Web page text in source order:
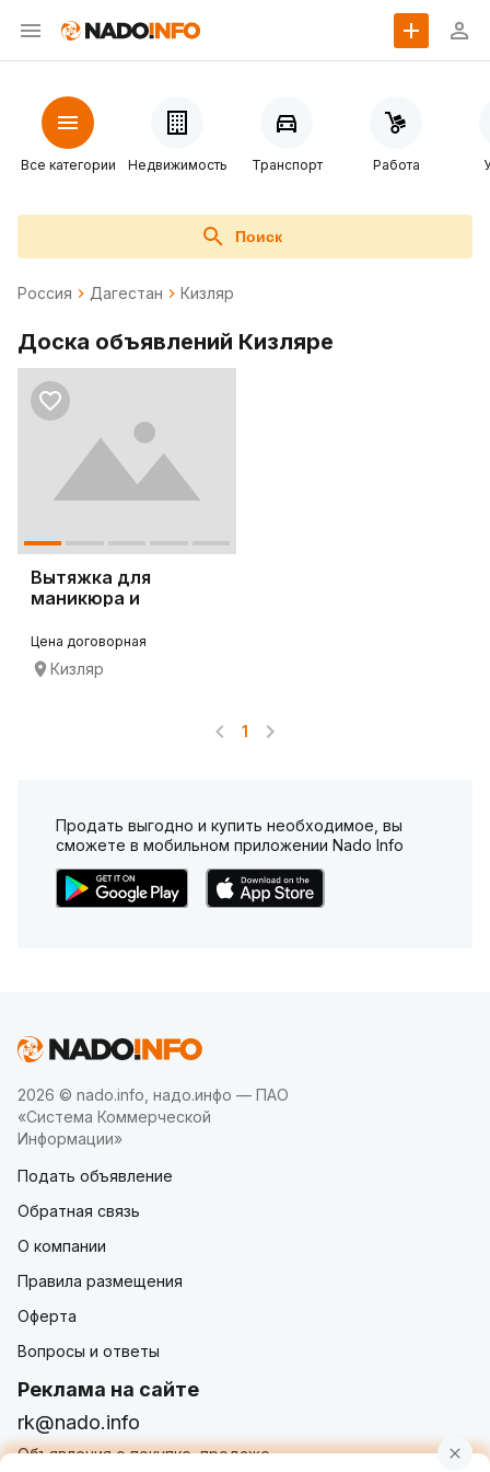
Все категории Недвижимость Транспорт Работа
Поиск
Россия Дагестан Кизляр
Доска объявлений Кизляре
Вытяжка для
маникюра и
Alize
Цена договорная
Кизляр
1
Продать выгодно и купить необходимое, вы
сможете в мобильном приложении Nado Info
2026 © nado.info, надо.инфо — ПАО
«Система Коммерческой
Информации»
Подать объявление
Обратная связь
О компании
Правила размещения
Оферта
Вопросы и ответы
Реклама на сайте
rk@nado.info
Объявления о покупке, продаже,